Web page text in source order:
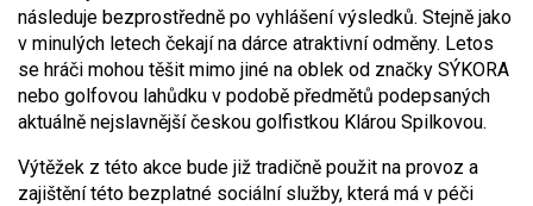
následuje bezprostředně po vyhlášení výsledků. Stejně jako
v minulých letech čekají na dárce atraktivní odměny. Letos
se hráči mohou těšit mimo jiné na oblek od značky SÝKORA
nebo golfovou lahůdku v podobě předmětů podepsaných
aktuálně nejslavnější českou golfistkou Klárou Spilkovou.
Výtěžek z této akce bude již tradičně použit na provoz a
zajištění této bezplatné sociální služby, která má v péči